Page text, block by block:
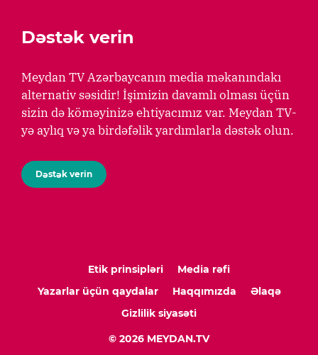
Dəstək verin
Meydan TV Azərbaycanın media məkanındakı
alternativ səsidir! İşimizin davamlı olması üçün
sizin də köməyinizə ehtiyacımız var. Meydan TV-
yə aylıq və ya birdəfəlik yardımlarla dəstək olun.
Dəstək verin
Etik prinsipləri
Media rəfi
Yazarlar üçün qaydalar
Haqqımızda
Əlaqə
Gizlilik siyasəti
© 2026 MEYDAN.TV